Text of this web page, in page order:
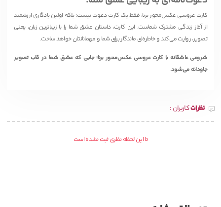
کارت عروسی عکس‌محور برنا، فقط یک کارت دعوت نیست؛ بلکه اولین یادگاری ارزشمند
از آغاز زندگی مشترک شماست. این کارت، داستان عشق شما را با زیباترین زبان، یعنی
تصویر، روایت می‌کند و خاطره‌ای ماندگار برای شما و مهمانانتان خواهد ساخت.
شروعی عاشقانه با کارت عروسی عکس‌محور برنا؛ جایی که عشق شما در قاب تصویر
جاودانه می‌شود.
نظراتکاربران :
تا این لحظه نظری ثبت نشده است